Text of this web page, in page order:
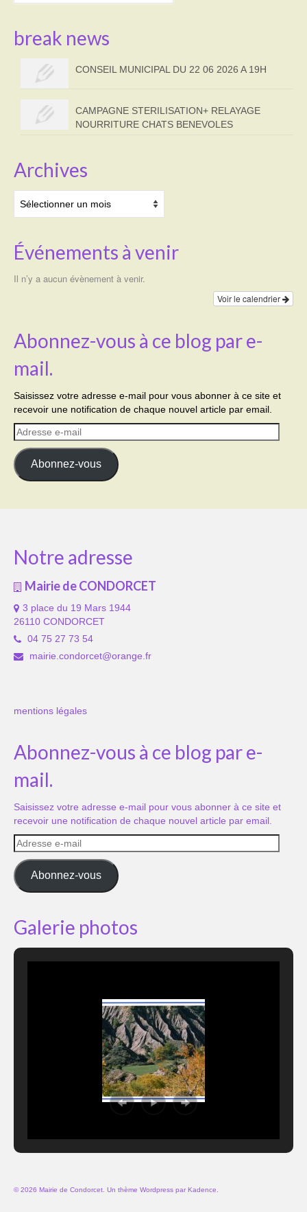
break news
CONSEIL MUNICIPAL DU 22 06 2026 A 19H
CAMPAGNE STERILISATION+ RELAYAGE
NOURRITURE CHATS BENEVOLES
Archives
Événements à venir
Il n’y a aucun évènement à venir.
Voir le calendrier
Abonnez-vous à ce blog par e-
mail.
Saisissez votre adresse e-mail pour vous abonner à ce site et
recevoir une notification de chaque nouvel article par email.
Adresse
e-
mail
Abonnez-vous
Notre adresse
Mairie de CONDORCET
3 place du 19 Mars 1944
26110 CONDORCET
04 75 27 73 54
mairie.condorcet@orange.fr
mentions légales
Abonnez-vous à ce blog par e-
mail.
Saisissez votre adresse e-mail pour vous abonner à ce site et
recevoir une notification de chaque nouvel article par email.
Adresse
e-
mail
Abonnez-vous
Galerie photos
© 2026 Mairie de Condorcet. Un thème Wordpress par Kadence.